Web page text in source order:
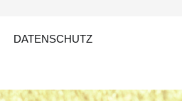
DATENSCHUTZ